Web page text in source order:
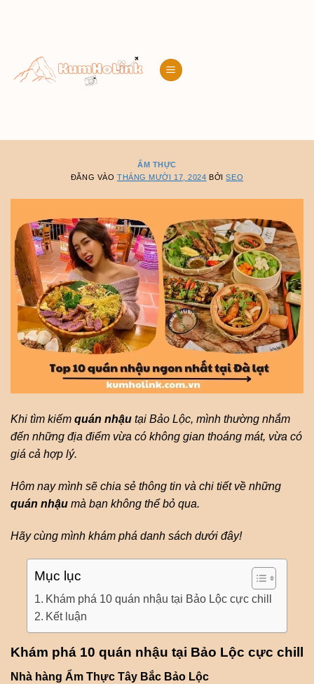
ẨM THỰC
ĐĂNG VÀO THÁNG MƯỜI 17, 2024 BỞISEO
Khi tìm kiếm quán nhậu tại Bảo Lộc, mình thường nhắm
đến những địa điểm vừa có không gian thoáng mát, vừa có
giá cả hợp lý.
Hôm nay mình sẽ chia sẻ thông tin và chi tiết về những
quán nhậu mà bạn không thể bỏ qua.
Hãy cùng mình khám phá danh sách dưới đây!
Mục lục
Khám phá 10 quán nhậu tại Bảo Lộc cực chill
Kết luận
Khám phá 10 quán nhậu tại Bảo Lộc cực chill
Nhà hàng Ẩm Thực Tây Bắc Bảo Lộc